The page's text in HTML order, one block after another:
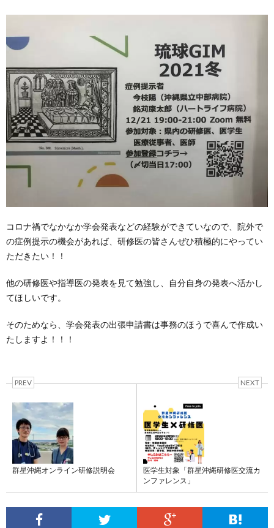
コロナ禍でなかなか学会発表などの経験ができていなので、院外で
の症例提示の機会があれば、研修医の皆さんぜひ積極的にやってい
ただきたい！！
他の研修医や指導医の発表を見て勉強し、自分自身の発表へ活かし
てほしいです。
そのためなら、学会発表の出張申請書は事務のほうで喜んで作成い
たしますよ！！！
PREV
群星沖縄オンライン研修説明会
NEXT
医学生対象「群星沖縄研修医交流カ
ンファレンス」